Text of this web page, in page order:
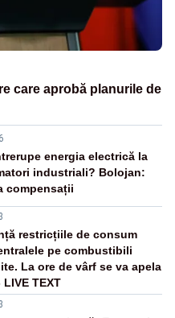
care aprobă planurile de
energia electrică la
industriali? Bolojan:
compensații
restricțiile de consum
pe combustibili
La ore de vârf se va apela
TEXT